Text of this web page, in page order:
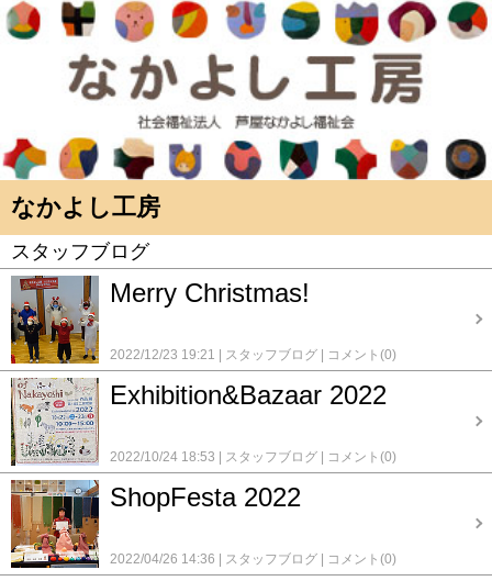
なかよし工房
スタッフブログ
Merry Christmas!
2022/12/23 19:21 スタッフブログ コメント(0)
Exhibition&Bazaar 2022
2022/10/24 18:53 スタッフブログ コメント(0)
ShopFesta 2022
2022/04/26 14:36 スタッフブログ コメント(0)